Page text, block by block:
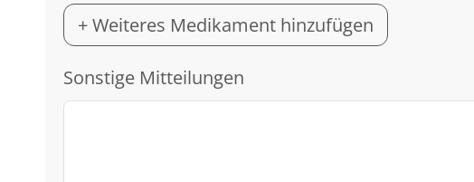
+ Weiteres Medikament hinzufügen
Sonstige Mitteilungen